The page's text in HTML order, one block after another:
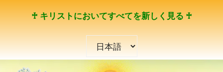
♰ キリストにおいてすべてを新しく見る ♰
を